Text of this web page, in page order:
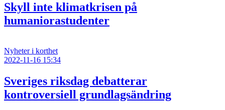
Skyll inte klimatkrisen på
humaniorastudenter
Nyheter i korthet
2022-11-16 15:34
Sveriges riksdag debatterar
kontroversiell grundlagsändring